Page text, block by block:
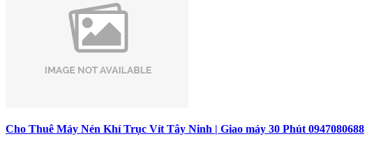
Cho Thuê Máy Nén Khí Trục Vít Tây Ninh | Giao máy 30 Phút 0947080688